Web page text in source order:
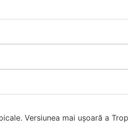
Versiunea mai ușoară a